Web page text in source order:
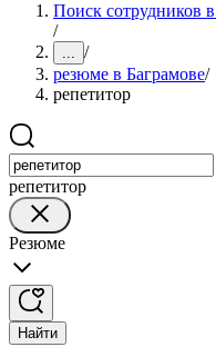
Поиск сотрудников
/
... /
резюме в Баграмове/
репетитор
репетитор
Резюме
Найти